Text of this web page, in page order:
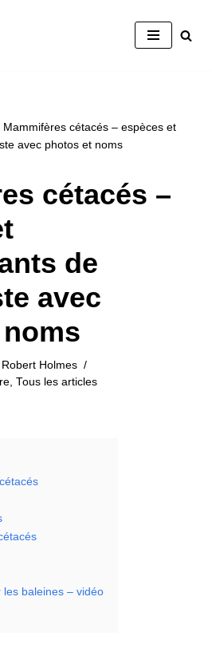
Mammifères cétacés – espèces et
avec photos et noms
cétacés –
de
avec
Robert Holmes
, Tous les articles
les baleines – vidéo